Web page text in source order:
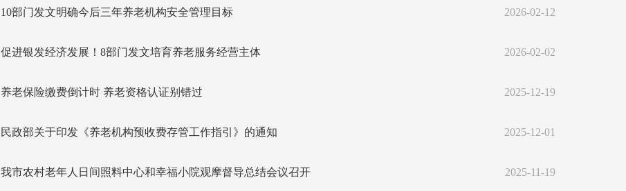
10部门发文明确今后三年养老机构安全管理目标 2026-02-12
促进银发经济发展！8部门发文培育养老服务经营主体 2026-02-02
养老保险缴费倒计时 养老资格认证别错过 2025-12-19
民政部关于印发《养老机构预收费存管工作指引》的通知 2025-12-01
我市农村老年人日间照料中心和幸福小院观摩督导总结会议召开 2025-11-19